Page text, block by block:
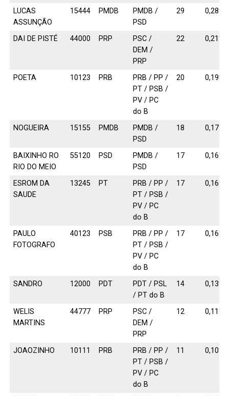
LUCAS
ASSUNÇÃO
15444 PMDB
PMDB /
PSD
29 0,28%
DAI DE PISTÉ 44000 PRP
PSC /
DEM /
PRP
22 0,21%
POETA 10123 PRB
PRB / PP /
PT / PSB /
PV / PC
do B
20 0,19%
NOGUEIRA 15155 PMDB
PMDB /
PSD
18 0,17%
BAIXINHO RO
RIO DO MEIO
55120 PSD
PMDB /
PSD
17 0,16%
ESROM DA
SAUDE
13245 PT
PRB / PP /
PT / PSB /
PV / PC
do B
17 0,16%
PAULO
FOTOGRAFO
40123 PSB
PRB / PP /
PT / PSB /
PV / PC
do B
17 0,16%
SANDRO 12000 PDT
PDT / PSL
/ PT do B
14 0,13%
WELIS
MARTINS
44777 PRP
PSC /
DEM /
PRP
12 0,11%
JOAOZINHO 10111 PRB
PRB / PP /
PT / PSB /
PV / PC
do B
11 0,10%